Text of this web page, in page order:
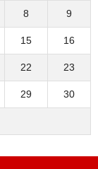
8 9
15 16
22 23
29 30